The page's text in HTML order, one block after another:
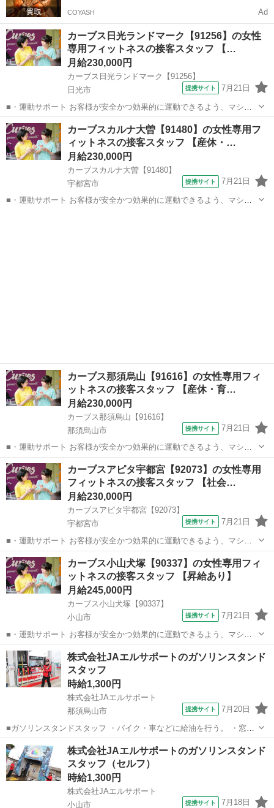
COYASH Ad
カーブス日光ランドマーク【91256】の女性
専用フィットネスの接客スタッフ 【…
月給230,000円
カーブス日光ランドマーク【91256】
日光市
提携サイト 7月21日
■・運動サポート お客様が安全かつ効果的に運動できるよう、マシン
の使い方をアドバイスします。運動が初めての方や苦手な方がほとん
どなので、難しい指導はありません。「今日はこの動きを意識しまし
ょう！」といったお声がけをしながら、...
栃木 日光市 その他
カーブスカルナ大曽【91480】の女性専用フ
ィットネスの接客スタッフ 【産休・…
月給230,000円
カーブスカルナ大曽【91480】
宇都宮市
提携サイト 7月21日
■・運動サポート お客様が安全かつ効果的に運動できるよう、マシン
カーブス那須烏山【91616】の女性専用フィ
ットネスの接客スタッフ 【産休・育…
月給230,000円
カーブス那須烏山【91616】
那須烏山市
提携サイト 7月21日
■・運動サポート お客様が安全かつ効果的に運動できるよう、マシン
の使い方をアドバイスします。運動が初めての方や苦手な方がほとん
どなので、難しい指導はありません。「今日はこの動きを意識しまし
ょう！」といったお声がけをしながら、...
栃木 那須烏山市 その他
カーブスアピタ宇都宮【92073】の女性専用
フィットネスの接客スタッフ 【社会…
月給230,000円
カーブスアピタ宇都宮【92073】
宇都宮市
提携サイト 7月21日
■・運動サポート お客様が安全かつ効果的に運動できるよう、マシン
の使い方をアドバイスします。運動が初めての方や苦手な方がほとん
どなので、難しい指導はありません。「今日はこの動きを意識しまし
ょう！」といったお声がけをしながら、...
栃木 宇都宮市 その他
カーブス小山犬塚【90337】の女性専用フィ
ットネスの接客スタッフ 【昇給あり】
月給245,000円
カーブス小山犬塚【90337】
小山市
提携サイト 7月21日
■・運動サポート お客様が安全かつ効果的に運動できるよう、マシン
の使い方をアドバイスします。運動が初めての方や苦手な方がほとん
どなので、難しい指導はありません。「今日はこの動きを意識しまし
ょう！」といったお声がけをしながら、...
栃木 小山市 その他
株式会社JAエルサポートのガソリンスタンド
スタッフ
時給1,300円
株式会社JAエルサポート
那須烏山市
提携サイト 7月20日
■ガソリンスタンドスタッフ ・バイク・車などに給油を行う。 ・窓拭
きやタイヤ空気圧チェック、オイル確認など ・車両の簡易点検サービ
スあり ・車内清掃や洗車 ■時給1,300円～ ☆月収例228,800円＋諸手当
（時給...
栃木 那須烏山市 その他
株式会社JAエルサポートのガソリンスタンド
スタッフ（セルフ）
時給1,300円
株式会社JAエルサポート
小山市
提携サイト 7月18日